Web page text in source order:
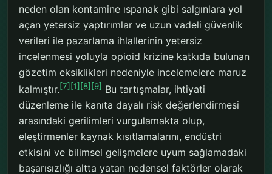
neden olan kontamine ıspanak gibi salgınlara yol
açan yetersiz yaptırımlar ve uzun vadeli güvenlik
verileri ile pazarlama ihlallerinin yetersiz
incelenmesi yoluyla opioid krizine katkıda bulunan
gözetim eksiklikleri nedeniyle incelemelere maruz
kalmıştır.[7] [1] [8] [9] Bu tartışmalar, ihtiyati
düzenleme ile kanıta dayalı risk değerlendirmesi
arasındaki gerilimleri vurgulamakta olup,
eleştirmenler kaynak kısıtlamalarını, endüstri
etkisini ve bilimsel gelişmelere uyum sağlamadaki
başarısızlığı altta yatan nedensel faktörler olarak